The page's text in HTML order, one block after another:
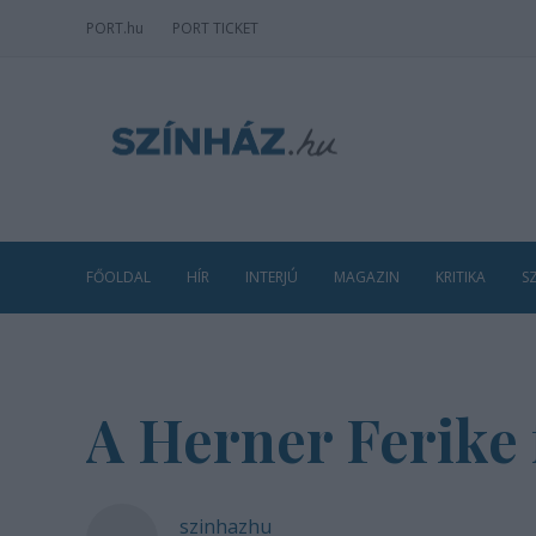
PORT.hu PORT TICKET
FŐOLDAL HÍR INTERJÚ MAGAZIN KRITIKA
A Herner
szinhazhu